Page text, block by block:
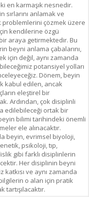
en karmaşık nesnedir.
sırlarını anlamak ve
problemlerini çözmek üzere
kendilerine özgü
araya getirmektedir. Bu
beyni anlama çabalarını,
için değil, aynı zamanda
potansiyel yolları
Dönem, beyin
kabul edilen, ancak
eleştirel bir
Ardından, çok disiplinli
edilebileceği ortak bir
bilimi tarihindeki önemli
ele alınacaktır.
beyin, evrimsel biyoloji,
psikoloji, tıp,
gibi farklı disiplinlerin
Her disiplinin beyni
ve aynı zamanda
o alan için pratik
tartışılacaktır.